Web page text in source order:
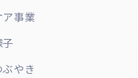
事業
やき